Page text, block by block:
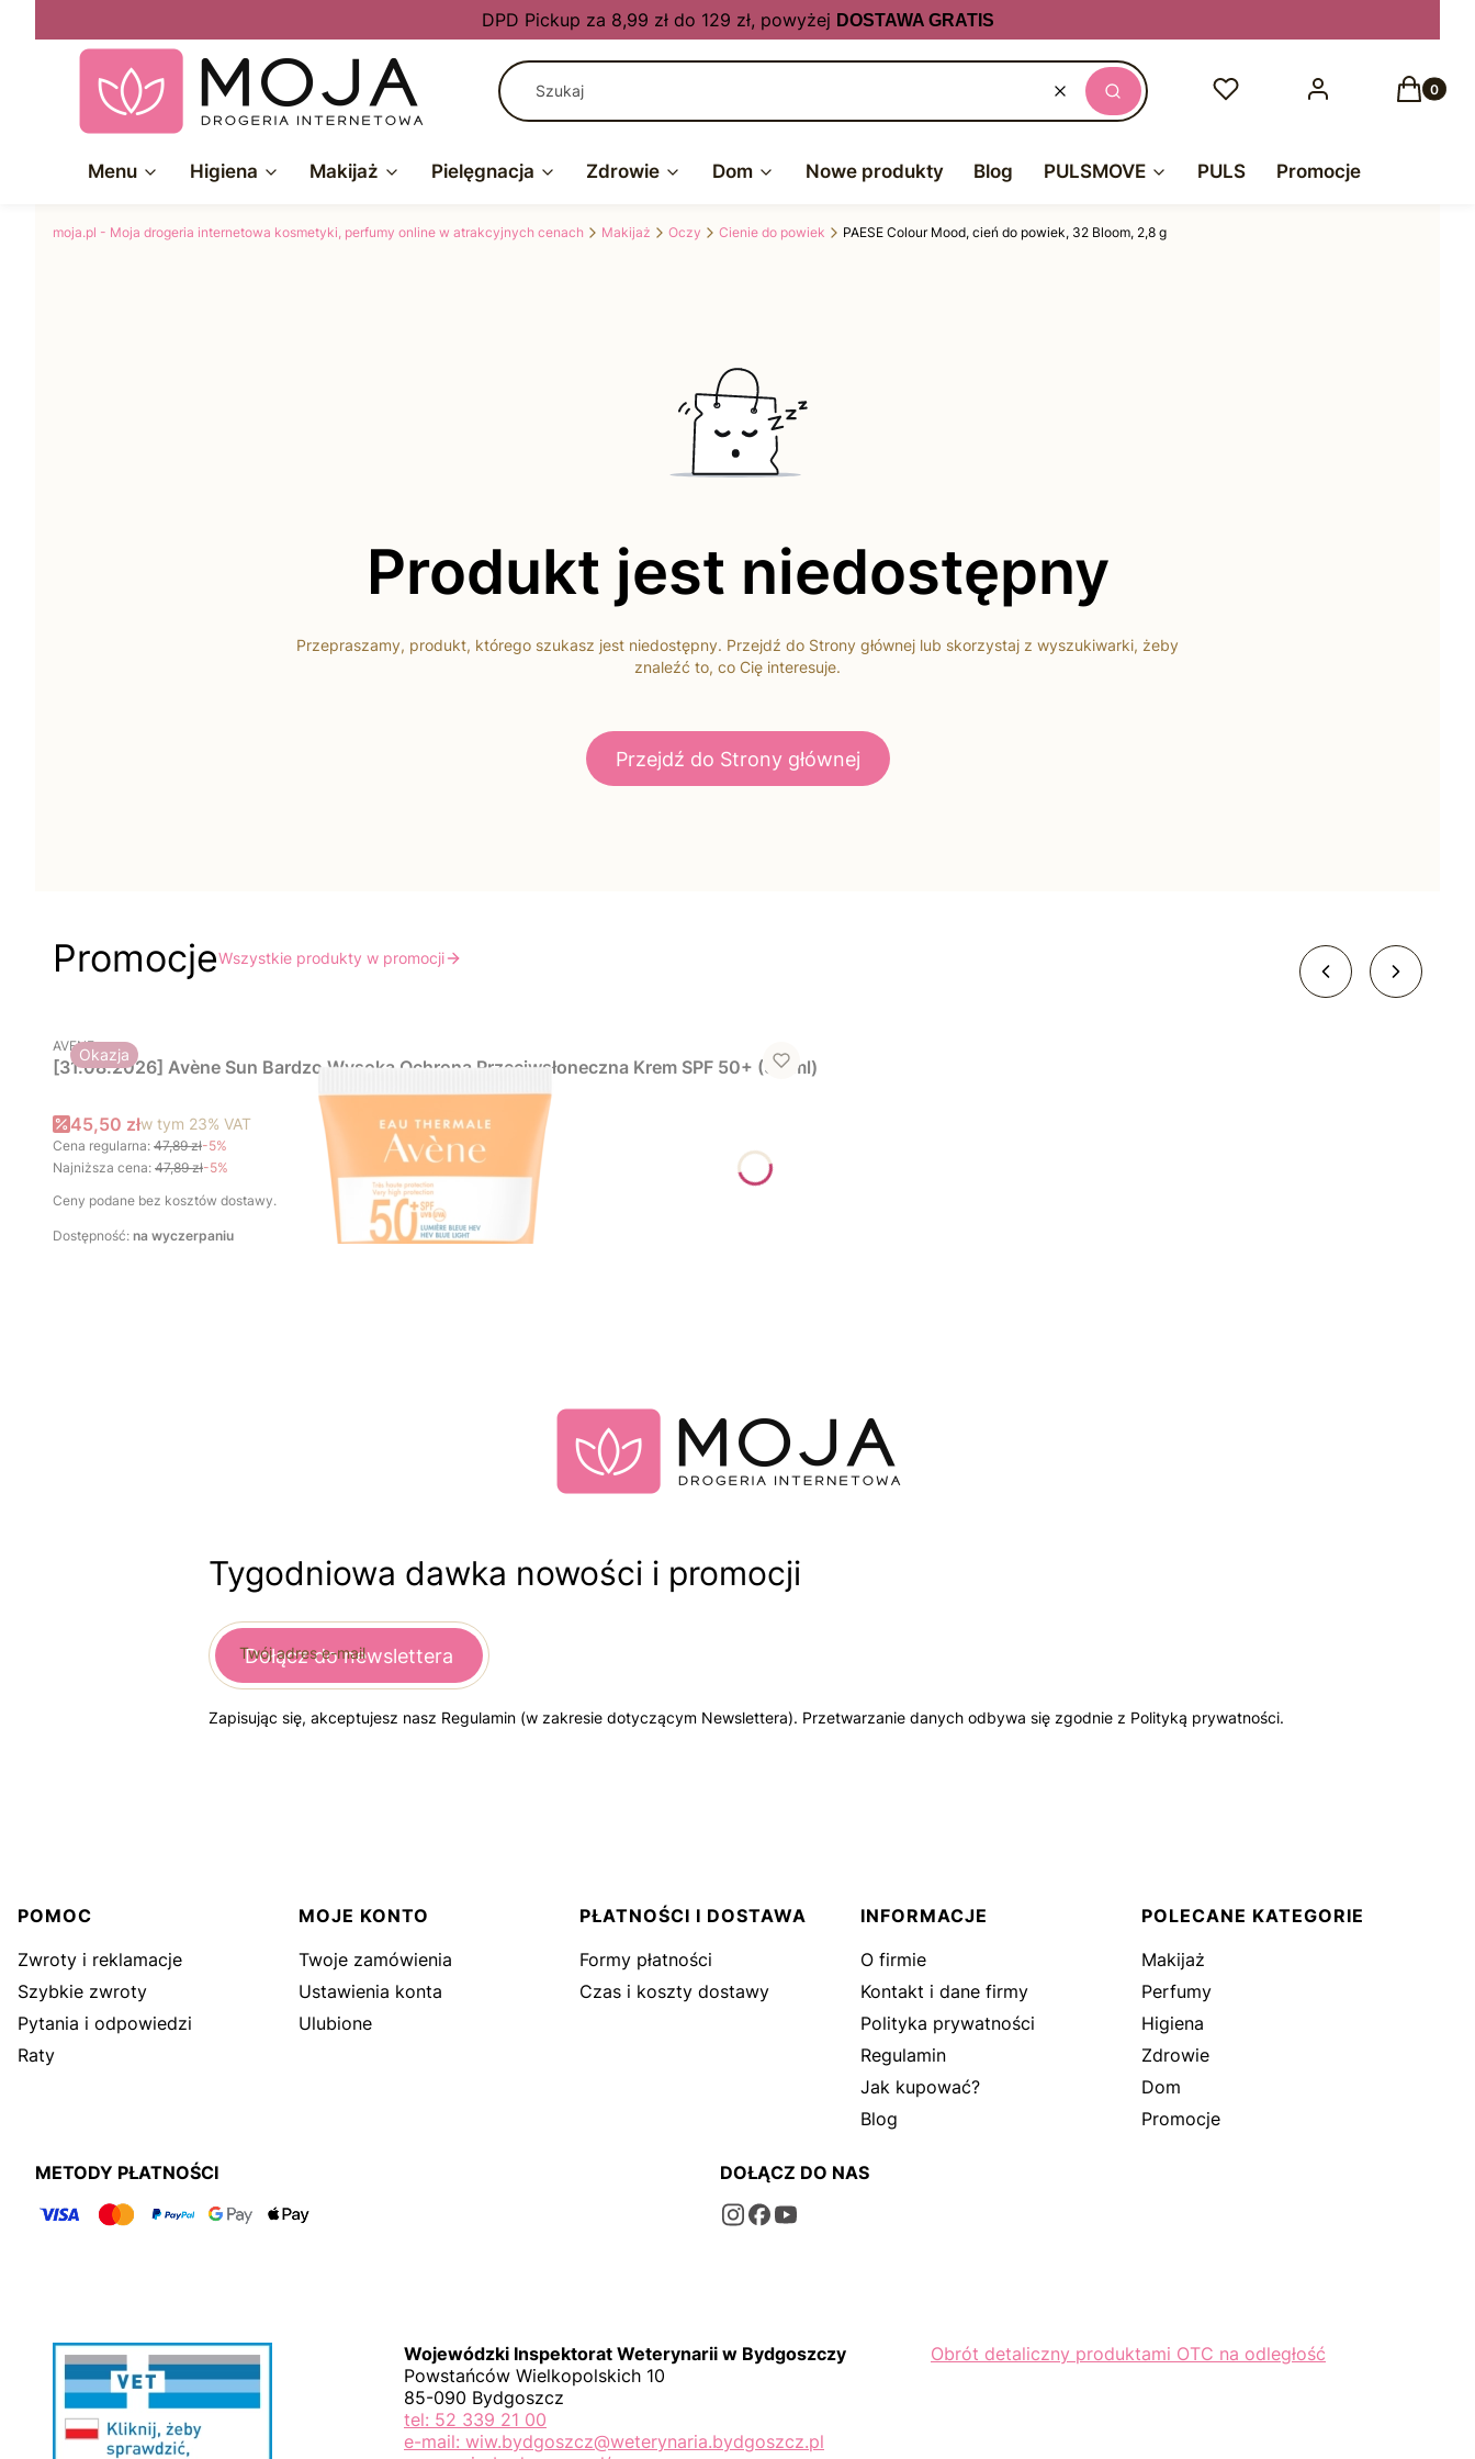
DPD Pickup za 8,99 zł do 129 zł, powyżej DOSTAWA GRATIS
WyczyśćSzukaj
Ulubione Zaloguj się Koszyk
Menu Higiena Makijaż Pielęgnacja Zdrowie Dom Nowe produkty Blog PULSMOVE PULS Promocje
moja.pl - Moja drogeria internetowa kosmetyki, perfumy online w atrakcyjnych cenach Makijaż Oczy Cienie do powiek PAESE Colour Mood, cień do powiek, 32 Bloom, 2,8 g
Produkt jest niedostępny
Przepraszamy, produkt, którego szukasz jest niedostępny. Przejdź do Strony głównej lub skorzystaj z wyszukiwarki, żeby
znaleźć to, co Cię interesuje.
Przejdź do Strony głównej
PromocjeWszystkie produkty w promocji
Okazja
PRODUCENT
AVENE
[31.08.2026] Avène Sun Bardzo Wysoka Ochrona Przeciwsłoneczna Krem SPF 50+ (50 ml)
Cena promocyjna brutto
45,50 złw tym 23% VAT
Cena regularna: 47,89 zł-5%
Najniższa cena: 47,89 zł-5%
Ceny podane bez kosztów dostawy.
Dostępność: na wyczerpaniu
Tygodniowa dawka nowości i promocji
Twój adres e-mail
Dołącz do newslettera
Zapisując się, akceptujesz nasz Regulamin (w zakresie dotyczącym Newslettera). Przetwarzanie danych odbywa się zgodnie z Polityką prywatności.
Linki w stopce
POMOC
Zwroty i reklamacje
Szybkie zwroty
Pytania i odpowiedzi
Raty
MOJE KONTO
Twoje zamówienia
Ustawienia konta
Ulubione
PŁATNOŚCI I DOSTAWA
Formy płatności
Czas i koszty dostawy
INFORMACJE
O firmie
Kontakt i dane firmy
Polityka prywatności
Regulamin
Jak kupować?
Blog
POLECANE KATEGORIE
Makijaż
Perfumy
Higiena
Zdrowie
Dom
Promocje
METODY PŁATNOŚCI DOŁĄCZ DO NAS
Wojewódzki Inspektorat Weterynarii w Bydgoszczy
Powstańców Wielkopolskich 10
85-090 Bydgoszcz
tel: 52 339 21 00
e-mail: wiw.bydgoszcz@weterynaria.bydgoszcz.pl
Obrót detaliczny produktami OTC na odległość